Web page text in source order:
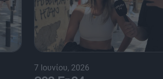
7 Ιουνίου, 2026